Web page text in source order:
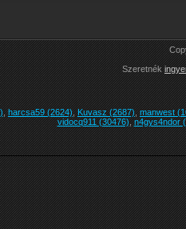
Szeretnék
,harcsa59 (2624), Kuvasz (2687),manwest
vidocq911 (30476), n4gys4ndor